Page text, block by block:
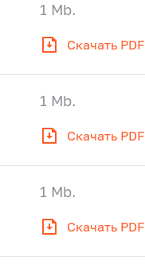
Скачать PDF
1 Mb.
Скачать PDF
1 Mb.
Скачать PDF
1 Mb.